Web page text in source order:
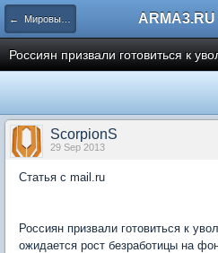
← Мировые новости
Россиян призвали готовиться к
ScorpionS
29 Sep 2013
Статья с mail.ru
Россиян призвали готовиться к
ожидается рост безработицы на